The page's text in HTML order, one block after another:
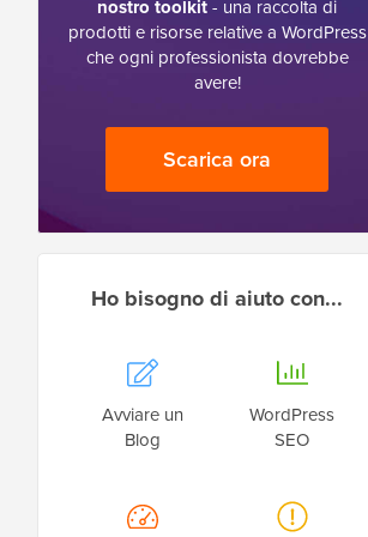
nostro toolkit- una raccolta di
prodotti e risorse relative a WordPress
che ogni professionista dovrebbe
avere!
Scarica ora
Ho bisogno di aiuto con...
Avviare un
Blog
WordPress
SEO